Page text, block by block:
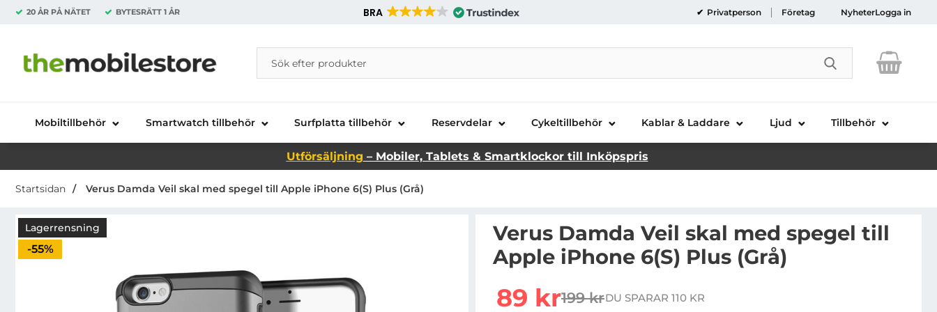
20 ÅR PÅ NÄTET BYTESRÄTT 1 ÅR BRA Privatperson Företag NyheterLogga in
Startsidan för Danira Telecom AB
Sök
Sök på Danira Telecom AB
Genomför
Mobiltillbehör Smartwatch tillbehör Surfplatta tillbehör Reservdelar Cykeltillbehör Kablar & Laddare Ljud Tillbehör
Utförsäljning – Mobiler, Tablets & Smartklockor till Inköpspris
Startsidan Verus Damda Veil skal med spegel till Apple iPhone 6(S) Plus (Grå)
Lagerrensning
Priset är nedsatt med
-55%
Verus Damda Veil skal med spegel till
Apple iPhone 6(S) Plus (Grå)
rea pris
89 krtidigare pris
199 krDU SPARAR 110 KR